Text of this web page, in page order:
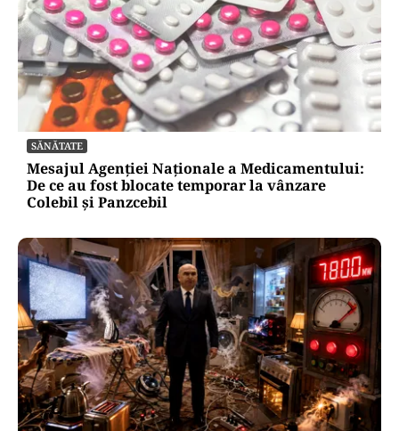
SĂNĂTATE
Mesajul Agenției Naționale a Medicamentului:
De ce au fost blocate temporar la vânzare
Colebil și Panzcebil